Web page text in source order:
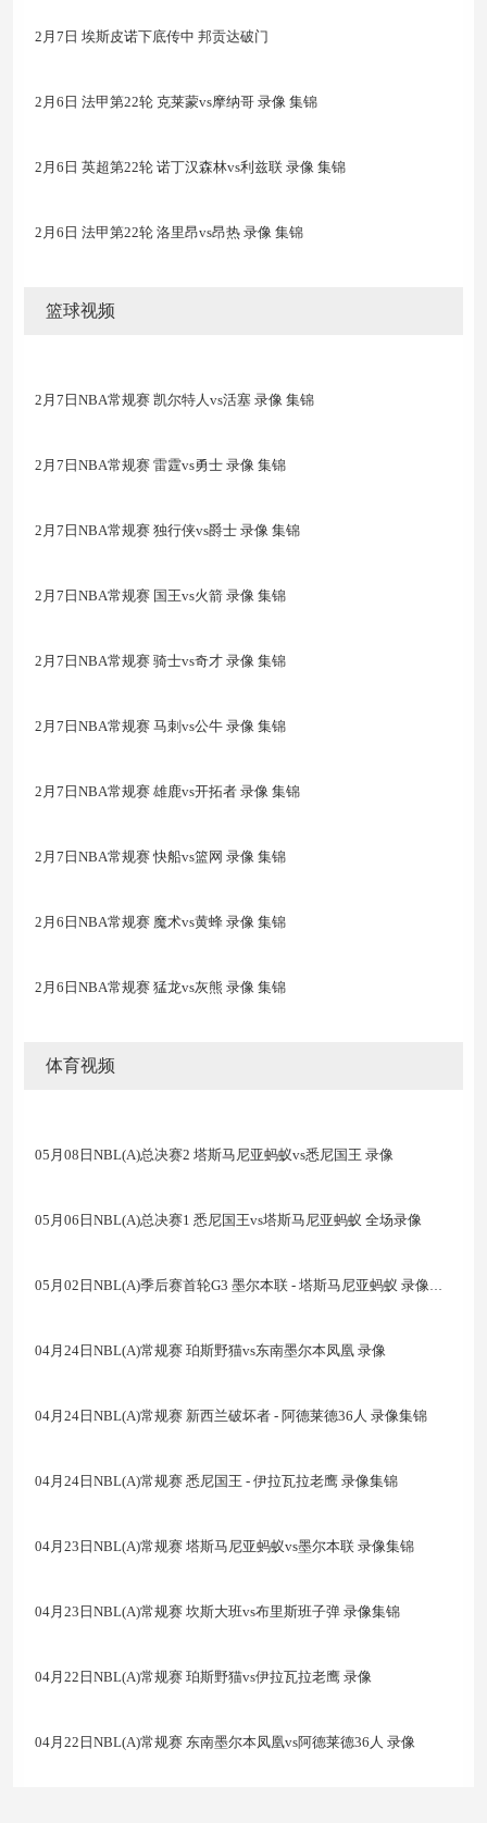
2月7日 埃斯皮诺下底传中 邦贡达破门
2月6日 法甲第22轮 克莱蒙vs摩纳哥 录像 集锦
2月6日 英超第22轮 诺丁汉森林vs利兹联 录像 集锦
2月6日 法甲第22轮 洛里昂vs昂热 录像 集锦
篮球视频
2月7日NBA常规赛 凯尔特人vs活塞 录像 集锦
2月7日NBA常规赛 雷霆vs勇士 录像 集锦
2月7日NBA常规赛 独行侠vs爵士 录像 集锦
2月7日NBA常规赛 国王vs火箭 录像 集锦
2月7日NBA常规赛 骑士vs奇才 录像 集锦
2月7日NBA常规赛 马刺vs公牛 录像 集锦
2月7日NBA常规赛 雄鹿vs开拓者 录像 集锦
2月7日NBA常规赛 快船vs篮网 录像 集锦
2月6日NBA常规赛 魔术vs黄蜂 录像 集锦
2月6日NBA常规赛 猛龙vs灰熊 录像 集锦
体育视频
05月08日NBL(A)总决赛2 塔斯马尼亚蚂蚁vs悉尼国王 录像
05月06日NBL(A)总决赛1 悉尼国王vs塔斯马尼亚蚂蚁 全场录像
05月02日NBL(A)季后赛首轮G3 墨尔本联 - 塔斯马尼亚蚂蚁 录像集锦
04月24日NBL(A)常规赛 珀斯野猫vs东南墨尔本凤凰 录像
04月24日NBL(A)常规赛 新西兰破坏者 - 阿德莱德36人 录像集锦
04月24日NBL(A)常规赛 悉尼国王 - 伊拉瓦拉老鹰 录像集锦
04月23日NBL(A)常规赛 塔斯马尼亚蚂蚁vs墨尔本联 录像集锦
04月23日NBL(A)常规赛 坎斯大班vs布里斯班子弹 录像集锦
04月22日NBL(A)常规赛 珀斯野猫vs伊拉瓦拉老鹰 录像
04月22日NBL(A)常规赛 东南墨尔本凤凰vs阿德莱德36人 录像